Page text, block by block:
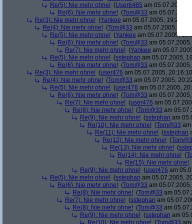
Re(5): Nie mehr ohne! (User6465 am 05.07.2005,
Re(6): Nie mehr ohne! (Tom@33 am
Re(3): Nie mehr ohne! (Yankee am 05.07.2005, 19:27:10)
Re(4): Nie mehr ohne! (Tom@33 am 05.07.2005,
Re(5): Nie mehr ohne! (Yankee am 05.07.2005,
Re(6): Nie mehr ohne! (Tom@33 am
Re(7): Nie mehr ohne! (Yankee am
Re(5): Nie mehr ohne! (sstephan am 05.07.2005,
Re(6): Nie mehr ohne! (Tom@33 am
Re(3): Nie mehr ohne! (user476 am 05.07.2005,
Re(4): Nie mehr ohne! (Tom@33 am 05.07.2005,
Re(5): Nie mehr ohne! (user476 am 05.07.2005,
Re(6): Nie mehr ohne! (Tom@33 am
Re(7): Nie mehr ohne! (user476 am
Re(8): Nie mehr ohne! (Tom@33 am
Re(9): Nie mehr ohne! (sstephan am
Re(10): Nie mehr ohne! (Tom@33
Re(11): Nie mehr ohne! (sstephan
Re(12): Nie mehr ohne! (
Re(13): Nie mehr ohne! (
Re(14): Nie mehr ohne! (
Re(15): Nie mehr ohne!
Re(9): Nie mehr ohne! (user476 am
Re(5): Nie mehr ohne! (sstephan am 05.07.2005,
Re(6): Nie mehr ohne! (Tom@33 am
Re(8): Nie mehr ohne! (Tom@33 am
Re(7): Nie mehr ohne! (sstephan am
Re(8): Nie mehr ohne! (Tom@33 am
Re(9): Nie mehr ohne! (sstephan am
Re(10): Nie mehr ohne! (Tom@33